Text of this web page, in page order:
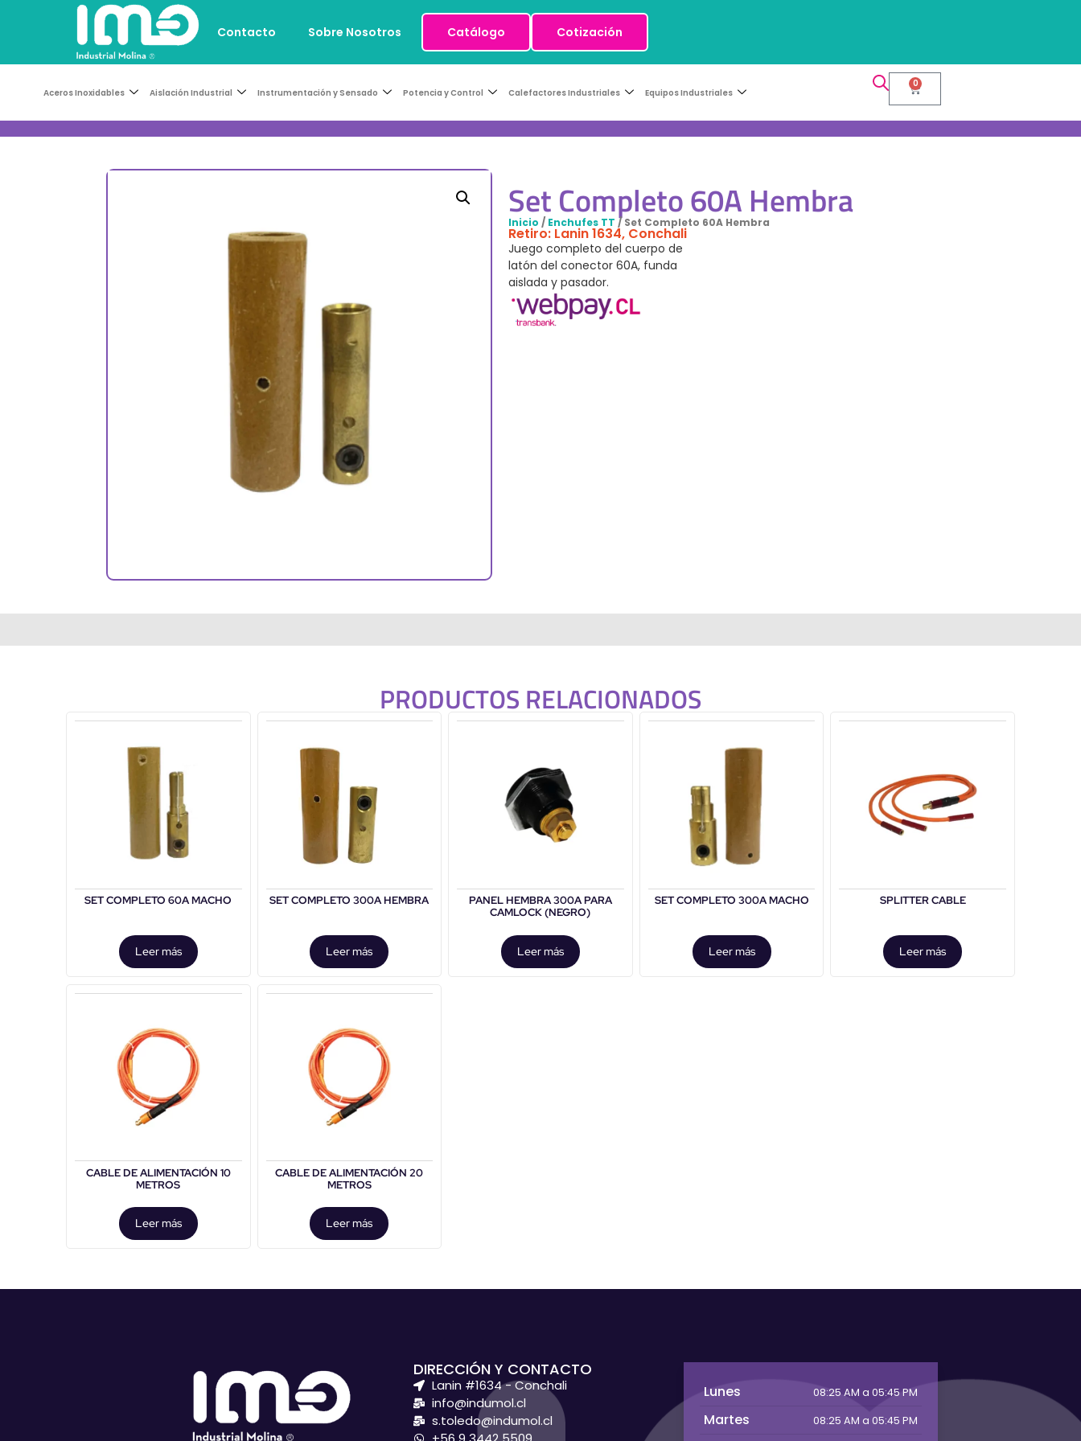
Contacto Sobre Nosotros Catálogo Cotización
Aceros Inoxidables Aislación Industrial Instrumentación y Sensado Potencia y Control Calefactores Industriales Equipos Industriales
0
Set Completo 60A Hembra
Inicio / Enchufes TT / Set Completo 60A Hembra
Retiro: Lanin 1634, Conchali
Juego completo del cuerpo de
latón del conector 60A, funda
aislada y pasador.
PRODUCTOS RELACIONADOS
SET COMPLETO 60A MACHO
Leer más
SET COMPLETO 300A HEMBRA
Leer más
PANEL HEMBRA 300A PARA
CAMLOCK (NEGRO)
Leer más
SET COMPLETO 300A MACHO
Leer más
SPLITTER CABLE
Leer más
CABLE DE ALIMENTACIÓN 10
METROS
Leer más
CABLE DE ALIMENTACIÓN 20
METROS
Leer más
DIRECCIÓN Y CONTACTO
Lanin #1634 - Conchali
info@indumol.cl
s.toledo@indumol.cl
Lunes 08:25 AM a 05:45 PM
Martes 08:25 AM a 05:45 PM